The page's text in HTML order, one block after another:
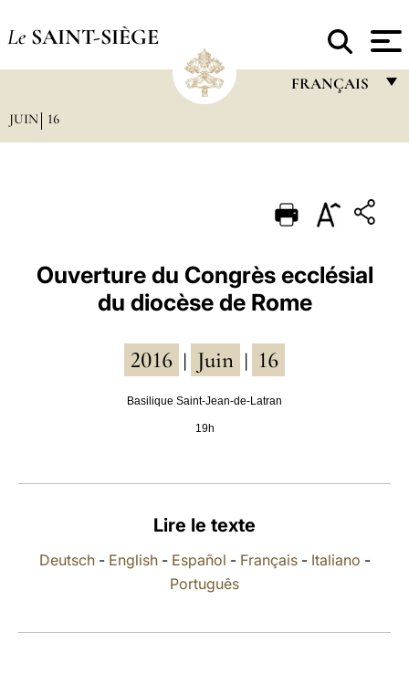
Le SAINT-SIÈGE
FRANÇAIS
PORTUGUÊS
ESPAÑOL
DEUTSCH
JUIN 16
Ouverture du Congrès ecclésial
du diocèse de Rome
2016 Juin 16
Basilique Saint-Jean-de-Latran
19h
Lire le texte
Deutsch- English- Español - Français- Italiano -
Português